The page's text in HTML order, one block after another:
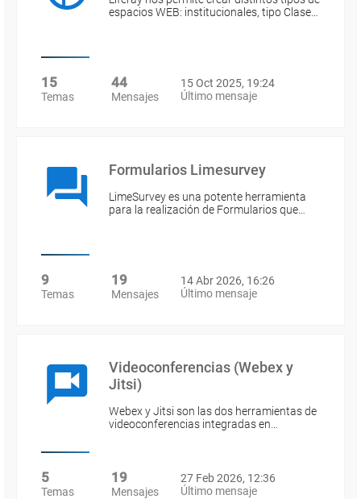
espacios WEB: institucionales, tipo Clase…
15
Temas
44
Mensajes
15 Oct 2025, 19:24
Último mensaje
Formularios Limesurvey
LimeSurvey es una potente herramienta
para la realización de Formularios que…
9
Temas
19
Mensajes
14 Abr 2026, 16:26
Último mensaje
Videoconferencias (Webex y
Jitsi)
Webex y Jitsi son las dos herramientas de
videoconferencias integradas en…
5
Temas
19
Mensajes
27 Feb 2026, 12:36
Último mensaje